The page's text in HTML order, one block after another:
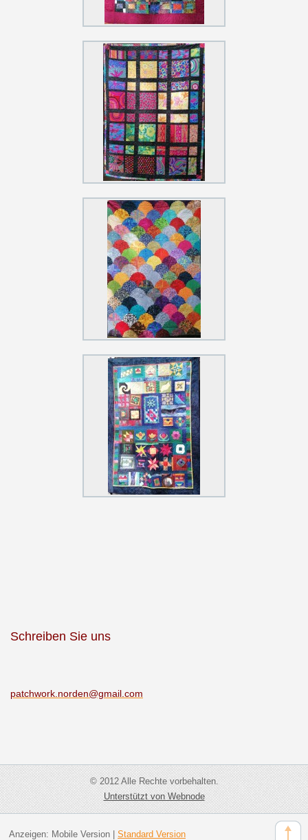
Schreiben Sie uns
patchwork.norden@gmail.com
© 2012 Alle Rechte vorbehalten.
Unterstützt von Webnode
Anzeigen: Mobile Version| Standard Version